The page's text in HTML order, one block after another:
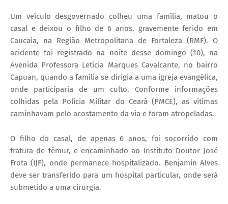
Um veículo desgovernado colheu uma família, matou o
casal e deixou o filho de 6 anos, gravemente ferido em
Caucaia, na Região Metropolitana de Fortaleza (RMF). O
acidente foi registrado na noite desse domingo (10), na
Avenida Professora Letícia Marques Cavalcante, no bairro
Capuan, quando a família se dirigia a uma igreja evangélica,
onde participaria de um culto. Conforme informações
colhidas pela Polícia Militar do Ceará (PMCE), as vítimas
caminhavam pelo acostamento da via e foram atropeladas.
O filho do casal, de apenas 6 anos, foi socorrido com
fratura de fêmur, e encaminhado ao Instituto Doutor José
Frota (IJF), onde permanece hospitalizado. Benjamin Alves
deve ser transferido para um hospital particular, onde será
submetido a uma cirurgia.